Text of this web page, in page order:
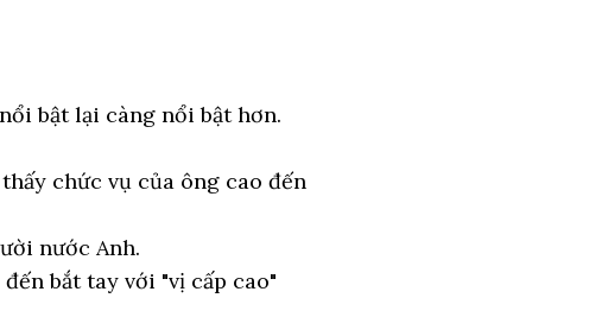
bật lại càng nổi bật hơn.
chức vụ của ông cao đến
nước Anh.
bắt tay với "vị cấp cao"